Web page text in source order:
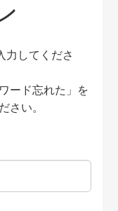
力してくださ
ード忘れた」を
さい。